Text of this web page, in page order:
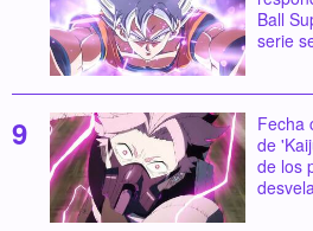
Ball
serie
Fecha
de
de los